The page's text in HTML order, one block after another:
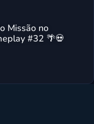
Missão no
#32 🌴💀